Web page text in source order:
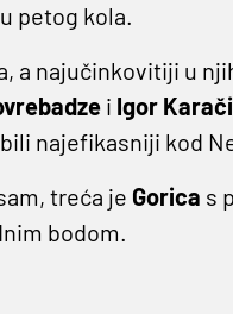
petog kola.
a najučinkovitiji u
i Igor
najefikasniji kod
treća je Gorica s
bodom.